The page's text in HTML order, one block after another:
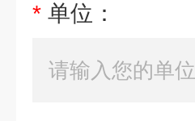
* 单位：